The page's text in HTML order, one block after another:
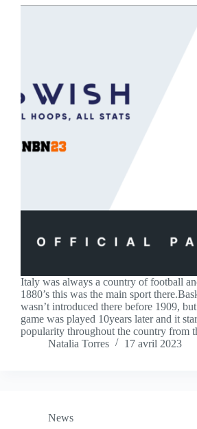
Italy was always a country of football
1880’s this was the main sport
wasn’t introduced there before 1909,
game was played 10years later and it
popularity throughout the country from
Natalia Torres
17 avril 2023
News